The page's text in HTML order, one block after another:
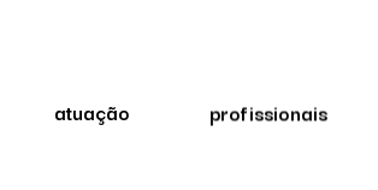
atuação profissionais